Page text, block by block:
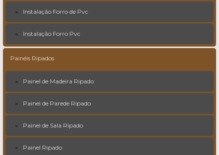
Instalação Forro de Pvc
Instalação Forro Pvc
Painéis Ripados
Painel de Madeira Ripado
Painel de Parede Ripado
Painel de Sala Ripado
Painel Ripado